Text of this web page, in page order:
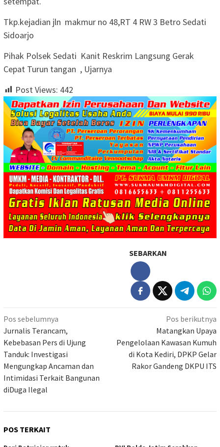
‎Tkp.kejadian‎ jln makmur no 48,RT 4 RW 3 Betro Sedati
Sidoarjo
‎Pihak Polsek Sedati Kanit Reskrim Langsung Gerak
Cepat Turun tangan , Ujarnya
Post Views: 442
SEBARKAN
Navigasi
pos
Pos sebelumnya
Jurnalis Terancam,
Kebebasan Pers di Ujung
Tanduk: Investigasi
Mengungkap Ancaman dan
Intimidasi Terkait Bangunan
diDuga Ilegal
Pos berikutnya
Matangkan Upaya
Pengelolaan Kawasan Kumuh
di Kota Kediri, DPKP Gelar
Rakor Gandeng DKPU ITS
POS TERKAIT